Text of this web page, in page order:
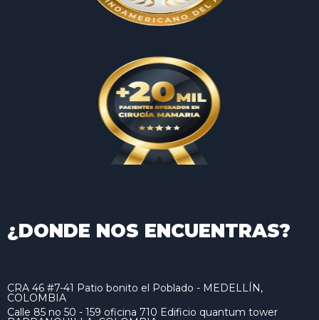
¿DONDE NOS ENCUENTRAS?
CRA 46 #7-41 Patio bonito el Poblado - MEDELLÍN,
COLOMBIA
Calle 85 no 50 - 159 oficina 710 Edificio quantum tower